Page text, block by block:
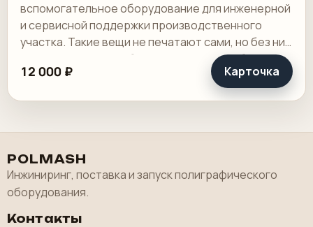
вспомогательное оборудование для инженерной
и сервисной поддержки производственного
участка. Такие вещи не печатают сами, но без них
основной контур работает хуже или вообще.
12 000 ₽ Карточка
POLMASH
Инжиниринг, поставка и запуск полиграфического
оборудования.
Контакты